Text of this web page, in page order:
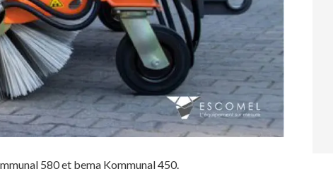
580 et bema Kommunal 450.